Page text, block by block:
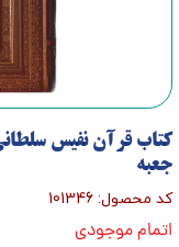
کتاب قرآن نفيس
جعبه
کد محصول: 101346
اتمام موجودی